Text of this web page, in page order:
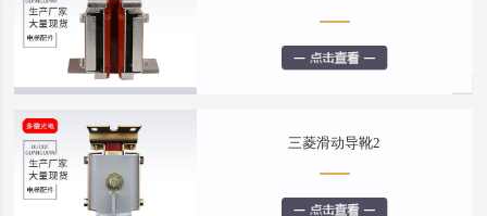
三菱滑动导靴2